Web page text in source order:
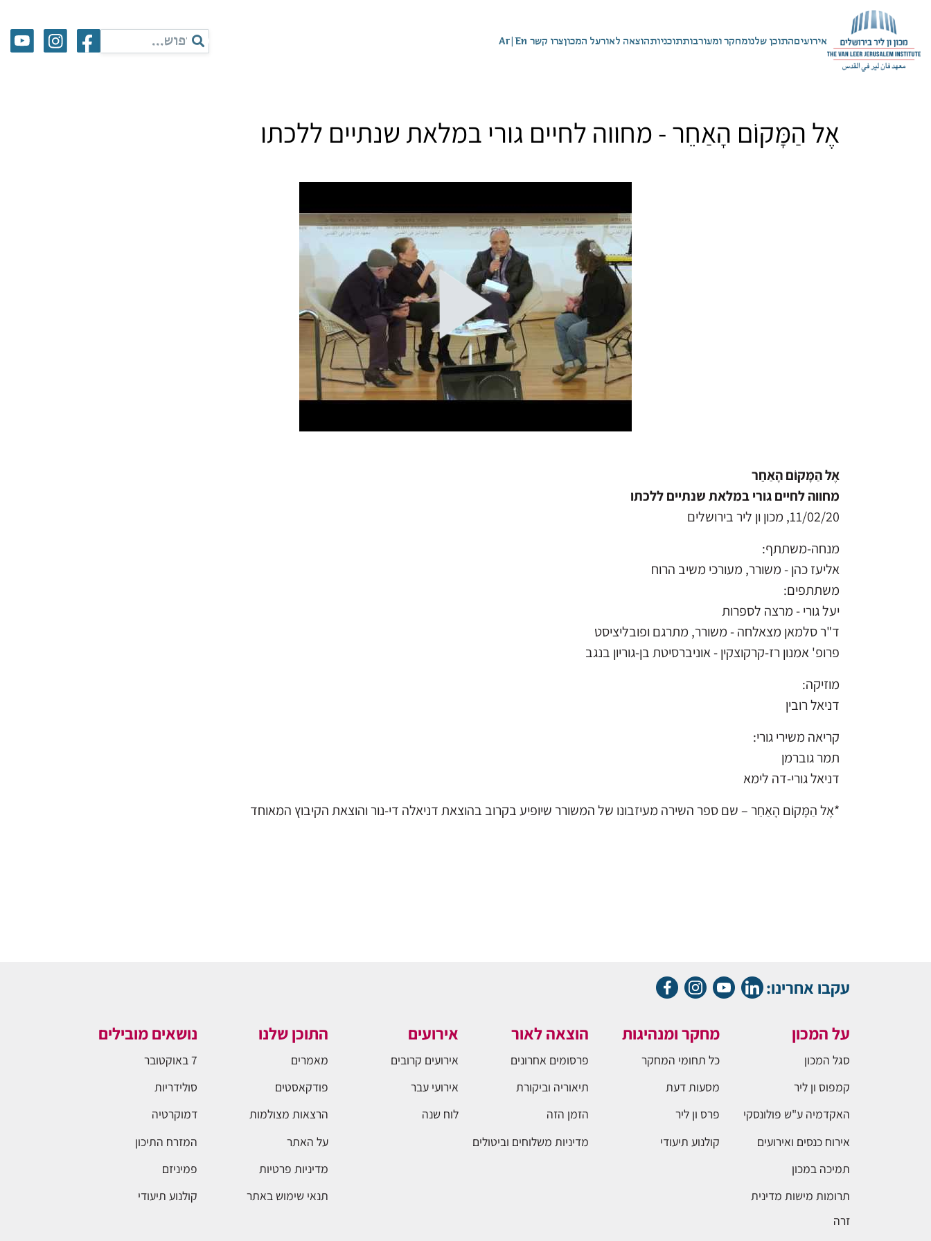
אירועיםהתוכן שלנומחקר ומעורבותתוכניותהוצאה לאורעל המכוןצרו קשר En
|
Ar
אֶל הַמָּקוֹם הָאַחֵר - מחווה לחיים גורי במלאת שנתיים ללכתו
אֶל הַמָּקוֹם הָאַחֵר
מחווה לחיים גורי במלאת שנתיים ללכתו
11/02/20, מכון ון ליר בירושלים
מנחה-משתתף:
אליעז כהן - משורר, מעורכי משיב הרוח
משתתפים:
יעל גורי - מרצה לספרות
ד"ר סלמאן מצאלחה - משורר, מתרגם ופובליציסט
פרופ' אמנון רז-קרקוצקין - אוניברסיטת בן-גוריון בנגב
מוזיקה:
דניאל רובין
קריאה משירי גורי:
תמר גוברמן
דניאל גורי-דה לימא
*אֶל הַמָּקוֹם הָאַחֵר – שם ספר השירה מעיזבונו של המשורר שיופיע בקרוב בהוצאת דניאלה די-נור והוצאת הקיבוץ המאוחד
עקבו אחרינו:
על המכון
סגל המכון
קמפוס ון ליר
האקדמיה ע"ש פולונסקי
אירוח כנסים ואירועים
תמיכה במכון
תרומות מישות מדינית
זרה
מחקר ומנהיגות
כל תחומי המחקר
מסעות דעת
פרס ון ליר
קולנוע תיעודי
הוצאה לאור
פרסומים אחרונים
תיאוריה וביקורת
הזמן הזה
מדיניות משלוחים וביטולים
אירועים
אירועים קרובים
אירועי עבר
לוח שנה
התוכן שלנו
מאמרים
פודקאסטים
הרצאות מצולמות
על האתר
מדיניות פרטיות
תנאי שימוש באתר
נושאים מובילים
7 באוקטובר
סולידריות
דמוקרטיה
המזרח התיכון
פמיניזם
קולנוע תיעודי